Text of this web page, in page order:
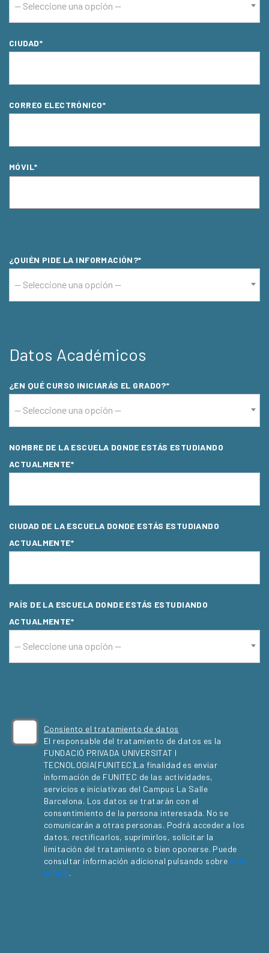
-- Seleccione una opción --
CIUDAD*
CORREO ELECTRÓNICO*
MÓVIL*
¿QUIÉN PIDE LA INFORMACIÓN?*
-- Seleccione una opción --
Datos Académicos
¿EN QUÉ CURSO INICIARÁS EL GRADO?*
-- Seleccione una opción --
NOMBRE DE LA ESCUELA DONDE ESTÁS ESTUDIANDO
ACTUALMENTE*
CIUDAD DE LA ESCUELA DONDE ESTÁS ESTUDIANDO
ACTUALMENTE*
PAÍS DE LA ESCUELA DONDE ESTÁS ESTUDIANDO
ACTUALMENTE*
-- Seleccione una opción --
Consiento el tratamiento de datos
El responsable del tratamiento de datos es la
FUNDACIÓ PRIVADA UNIVERSITAT I
TECNOLOGIA(FUNITEC)La finalidad es enviar
información de FUNITEC de las actividades,
servicios e iniciativas del Campus La Salle
Barcelona. Los datos se tratarán con el
consentimiento de la persona interesada. No se
comunicarán a otras personas. Podrá acceder a los
datos, rectificarlos, suprimirlos, solicitar la
limitación del tratamiento o bien oponerse. Puede
consultar información adicional pulsando sobre éste
enlace.